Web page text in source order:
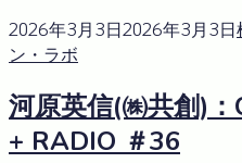
2026年3月3日2026年3月3日
ン・ラボ
河原英信(㈱共創)
+ RADIO ＃36